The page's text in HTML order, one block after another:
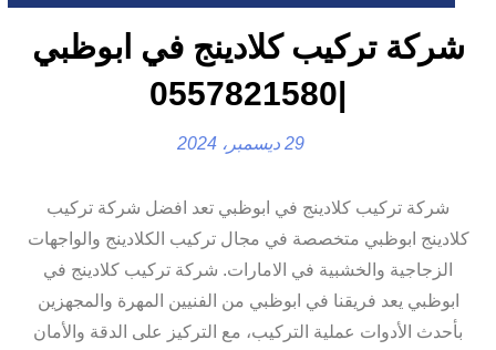
شركة تركيب كلادينج في ابوظبي
29 ديسمبر، 2024
شركة تركيب كلادينج في ابوظبي تعد افضل شركة تركيب
كلادينج ابوظبي متخصصة في مجال تركيب الكلادينج والواجهات
الزجاجية والخشبية في الامارات. شركة تركيب كلادينج في
ابوظبي يعد فريقنا في ابوظبي من الفنيين المهرة والمجهزين
بأحدث الأدوات عملية التركيب، مع التركيز على الدقة والأمان